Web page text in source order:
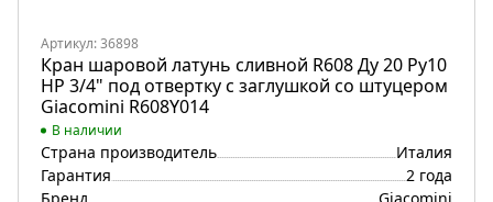
Артикул: 36898
Кран шаровой латунь сливной R608 Ду 20 Ру10
НР 3/4" под отвертку с заглушкой со штуцером
Giacomini R608Y014
В наличии
Страна производитель
Италия
Гарантия
2 года